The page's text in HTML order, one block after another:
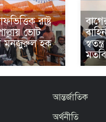
রাষ্ট্র
ভোট
মনজুরুল হক
আন্তর্জাতিক
অর্থনীতি